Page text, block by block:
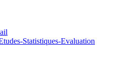
Statistiques-Evaluation